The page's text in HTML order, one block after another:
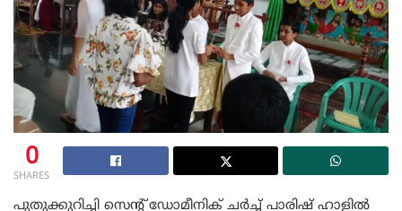
0
SHARES
പുതുക്കുറിച്ചി സെന്റ് ഡോമീനിക് ചർച്ച് പാരിഷ് ഹാളിൽ